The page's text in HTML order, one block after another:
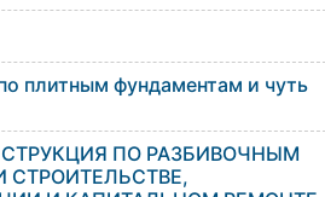
плитным фундаментам и чуть
ПО РАЗБИВОЧНЫМ
СТРОИТЕЛЬСТВЕ,